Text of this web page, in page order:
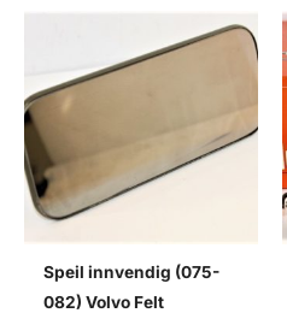
Speil innvendig (075-
082) Volvo Felt